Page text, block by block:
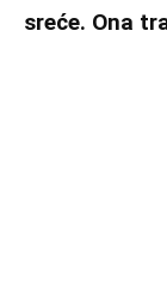
sreće. Ona